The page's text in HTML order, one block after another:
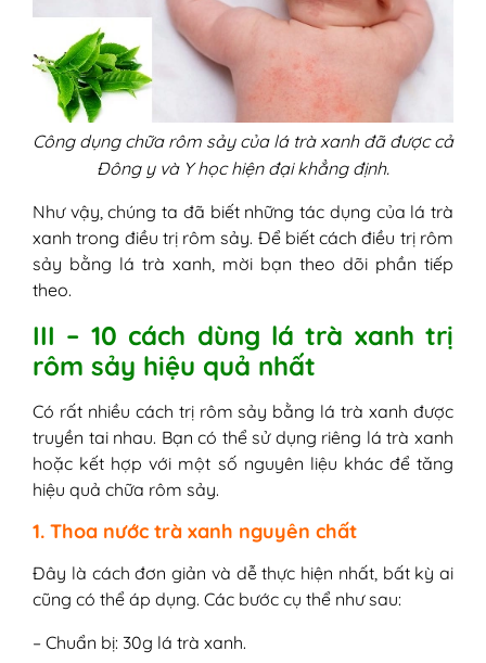
Công dụng chữa rôm sảy của lá trà xanh đã được cả
Đông y và Y học hiện đại khẳng định.
Như vậy, chúng ta đã biết những tác dụng của lá trà
xanh trong điều trị rôm sảy. Để biết cách điều trị rôm
sảy bằng lá trà xanh, mời bạn theo dõi phần tiếp
theo.
III – 10 cách dùng lá trà xanh trị
rôm sảy hiệu quả nhất
Có rất nhiều cách trị rôm sảy bằng lá trà xanh được
truyền tai nhau. Bạn có thể sử dụng riêng lá trà xanh
hoặc kết hợp với một số nguyên liệu khác để tăng
hiệu quả chữa rôm sảy.
1. Thoa nước trà xanh nguyên chất
Đây là cách đơn giản và dễ thực hiện nhất, bất kỳ ai
cũng có thể áp dụng. Các bước cụ thể như sau:
– Chuẩn bị: 30g lá trà xanh.